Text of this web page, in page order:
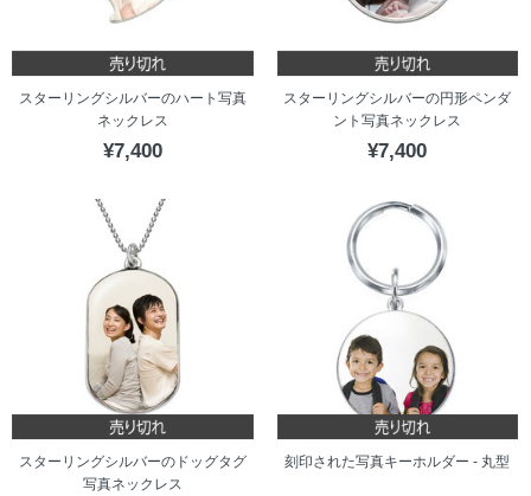
スターリングシルバーのハート写真
ネックレス
¥7,400
スターリングシルバーの円形ペンダ
ント写真ネックレス
¥7,400
スターリングシルバーのドッグタグ
写真ネックレス
刻印された写真キーホルダー - 丸型